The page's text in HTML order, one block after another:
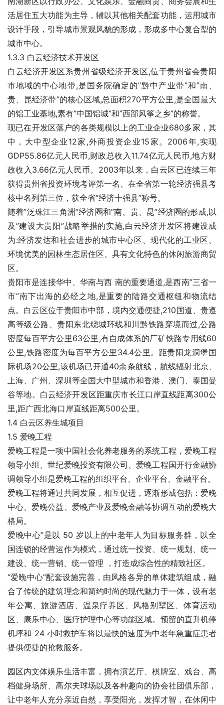
活居住五大功能为主导，辅以其他相关配套功能，运用城市
设计手段，引导城市景观风貌的形成，形成多中心复合型的
城市中心。
1.3.3 白云经济技术开发区
白云经济开发区系贵州省级经济开发区,位于贵州省会贵阳
市地域的中心地带,是国务院确定的”黔中产业带”和”南、
贵、昆经济带”的核心区域,总面积270平方公里,是全国最大
的铝工业基地,素有”中国铝城”和”西部风筝之乡”的称誉。
现已在开发区落户的各类规模以上的工业企业680多家，其
中，大中型企业12家,外商投资企业15家。2006年,实现
GDP55.86亿元人民币,财政总收入11.74亿元人民币,地方财
政收入3.66亿元人民币。2003年以来，白云区已连续三年
获得贵州省投资环境考评第一名、在全省第一轮经济强县考
核中名列第三位，获全省“经济十强县”称号。
随着”泛珠江三角洲”经济圈和”南、贵、昆”经济圈的形成,以
及”建设大贵阳”战略举措的实施,白云经济开发区将建设成
为:经济发达和社会进步的城市中心区、现代化的工业区、
环境优美的园林生态居住区、具有文化特色的休闲旅游商贸
区。
贵阳市是连接华中、华南与西 南的重要通道,是西南”三省一
市”南下出海的必经之地,是重要的陆路交通枢纽和物流结
点。白云区位于贵阳市中部，境内交通便捷,210国道、贵遵
高等级公路、贵阳东北绕城环线和川黔铁路穿境而过,公路
密度每百平方公里63公里,有自成体系的厂矿铁路专用线60
公里,铁路密度为每百平方公里34.4公里。距贵阳龙洞堡国
际机场20公里,该机场已开通40余条航线，航线辐射北京、
上海、广州、深圳等全国大中型城市和香港、澳门、泰国曼
谷等地。白云经济开发区距重庆市长江口岸直线距离300公
里,距广西北海口岸直线距离500公里。
1.4 白云区养生城项目
1.5 爱晚工程
爱晚工程是一项中国社会化养老服务的系统工程，爱晚工程
领导小组、世纪爱晚投资有限公司、爱晚工程国开行金融协
调领导小组是爱晚工程的组织平台、企业平台、金融平台。
爱晚工程将通过共同发展，相互促进，逐渐形成包括：爱晚
中心、爱晚公益、爱晚产业及爱晚金融等协调互动的爱晚大
格局。
爱晚中心”是以 50 岁以上的中老年人为目标服务群，以全
国连锁的经营运作为模式，通过统一投资、统一规划、统一
建设、统一营销、统一管理 ，打造成综合性的精致社区。
“爱晚中心”配套设施完善，由风格各异的单体建筑组成，融
合了传统的建筑理念和简约时尚的现代魅力于一体，设有老
年公寓、旅游酒店、温泉疗养区、风格别墅区、体育运动
区、康乐中心、医疗护理中心等功能区域。预留的直升机停
机坪和 24 小时救护车将以最快的速度为中老年急重症患者
提供便捷的抢救服务。
园区内文体娱乐生活丰富，拥有演艺厅、棋牌室、戏台、高
档健身场所、高尔夫球场以及各种趣向的协会社团俱乐部，
让中老年人充分亲近自然，享受阳光，发挥才智，在休闲中